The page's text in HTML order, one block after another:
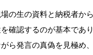
の生の資料と納税者か
確認するのが基本であ
ら発言の真偽を見極め